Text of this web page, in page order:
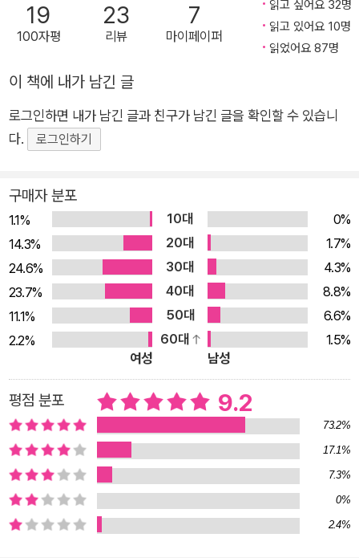
추천의 말을 통해 “충분한 인적·물적 여건과 체계적인 프로그램
없이 외국 유학생들을 마구잡이로 끌어들이는 ‘한국어학당’이라
않으면서 ‘고객님’들을 위한다는 명분하에 비정규직 시간강사의
시간과 노동, 감정과 에너지를 마지막 한 알까지 쥐어짜내는 무저
갱의 세계, 그런 세계조차 누군가에게는 절대 놓쳐서는 안 될 마
지막 ‘가능성’으로 여겨지게 만드는 세계에 대한 이야기”라는 점
로 인해 시상식 불참을 알려왔다. 한겨레문학상 수상자 중 재해로
인해 시상식에 참여하지 못한 건 서수진 작가가 최초다. 이번 제2
5회 한겨레문학상은 수상 소식 고지에서부터 신문사 인터뷰, 책
홍보 등 모든 것이 다 랜선으로 진행되고 있다. “우리에게는 미래
시제가 필요하다. 온전한 미래가” 《코리안 티처》는 한국어학당
에서 일하는 네 명의 한국어 선생님 선이, 미주, 가은, 한희의 이
야기다. 5부로 구성된 소설은 학기마다 한 명의 주인공이 화자가
되어 이야기를 이끌어간다. 1부 봄 학기는 ‘선이’의 이야기다. 석
사를 마치고 7급 공무원을 준비하던 선이는 한국어 강사 국가고
시로 방향을 틀어 만점에 가까운 점수로 합격한다. 원서를 쓰는
곳마다 번번이 떨어지던 선이는 H대 어학당에 겨우 합격해 베트
남 특별반을 맡게 된다. 하지만, 얼마 뒤 자신이 맡은 반 학생인
꽌의 인스타그램에서 #KoreanHotGirl 이라는 해시태그와 함께
자신의 사진이 버젓이 올라온 것을 보고는 놀라 책임 강사 한희에
게로 향한다. 선이는 숨을 고르고 바로 수업에 돌입했다. 학생들
19
100자평
23
리뷰
7
마이페이퍼
읽고 싶어요 32명
읽고 있어요 10명
읽었어요 87명
이 책에 내가 남긴 글
로그인하면 내가 남긴 글과 친구가 남긴 글을 확인할 수 있습니
다.
로그인하기
구매자 분포
1.1% 10대
0%
14.3%
20대
1.7%
24.6%
30대
4.3%
23.7%
40대
8.8%
11.1%
50대
6.6%
2.2%
60대
1.5%
여성
남성
평점 분포 9.2
73.2%
17.1%
7.3%
0%
2.4%